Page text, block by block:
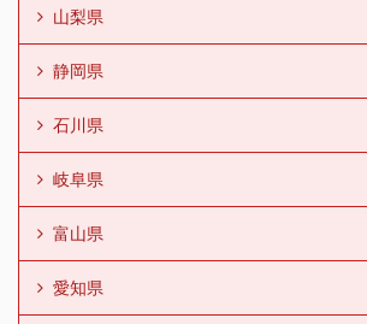
山梨県
静岡県
石川県
岐阜県
富山県
愛知県